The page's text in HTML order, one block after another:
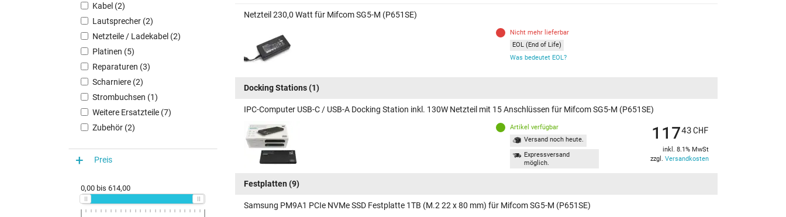
Kabel (2)
Lautsprecher (2)
Netzteile / Ladekabel (2)
Platinen (5)
Reparaturen (3)
Scharniere (2)
Strombuchsen (1)
Weitere Ersatzteile (7)
Zubehör (2)
Preis
0,00 bis 614,00
Netzteil 230,0 Watt für Mifcom SG5-M (P651SE)
Nicht mehr lieferbar
EOL (End of Life)
Was bedeutet EOL?
Docking Stations(1)
IPC-Computer USB-C / USB-A Docking Station inkl. 130W Netzteil mit 15 Anschlüssen für Mifcom SG5-M (P651SE)
Artikel verfügbar
Versand noch heute.
Expressversand
möglich.
11743CHF
inkl. 8.1% MwSt
zzgl. Versandkosten
Festplatten (9)
Samsung PM9A1 PCIe NVMe SSD Festplatte 1TB (M.2 22 x 80 mm) für Mifcom SG5-M (P651SE)